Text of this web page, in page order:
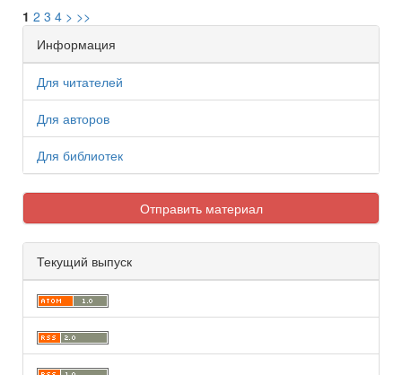
1 2 3 4 > >>
Информация
Для читателей
Для авторов
Для библиотек
Отправить материал
Текущий выпуск